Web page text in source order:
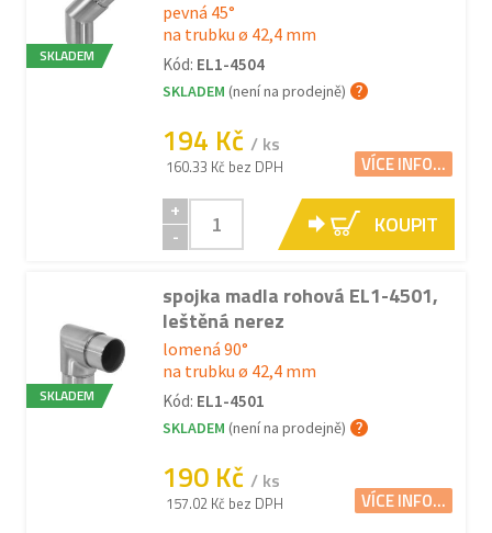
SKLADEM
pevná 45°
na trubku ø 42,4 mm
Kód: EL1-4504
SKLADEM (není na prodejně)
194 Kč / ks
160.33 Kč bez DPH VÍCE INFO...
+
-
KOUPIT
SKLADEM
spojka madla rohová EL1-4501,
leštěná nerez
lomená 90°
na trubku ø 42,4 mm
Kód: EL1-4501
SKLADEM (není na prodejně)
190 Kč / ks
157.02 Kč bez DPH VÍCE INFO...